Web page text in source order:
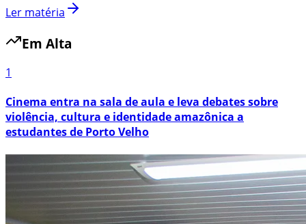
Ler matéria
Em Alta
1
Cinema entra na sala de aula e leva debates sobre
violência, cultura e identidade amazônica a
estudantes de Porto Velho